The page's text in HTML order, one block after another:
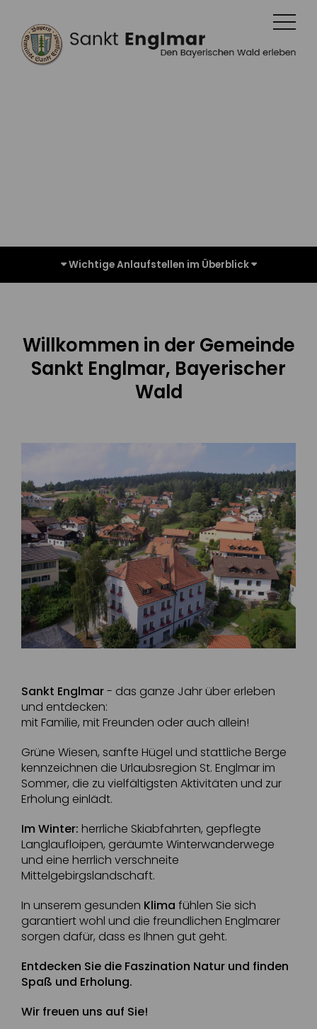
Willkommen in der Gemeinde
Sankt Englmar, Bayerischer
Wald
Sankt Englmar- das ganze Jahr über erleben
und entdecken:
mit Familie, mit Freunden oder auch allein!
Grüne Wiesen, sanfte Hügel und stattliche Berge
kennzeichnen die Urlaubsregion St. Englmar im
Sommer, die zu vielfältigsten Aktivitäten und zur
Erholung einlädt.
Im Winter: herrliche Skiabfahrten, gepflegte
Langlaufloipen, geräumte Winterwanderwege
und eine herrlich verschneite
Mittelgebirgslandschaft.
In unserem gesunden Klima fühlen Sie sich
garantiert wohl und die freundlichen Englmarer
sorgen dafür, dass es Ihnen gut geht.
Entdecken Sie die Faszination Natur und finden
Spaß und Erholung.
Wir freuen uns auf Sie!